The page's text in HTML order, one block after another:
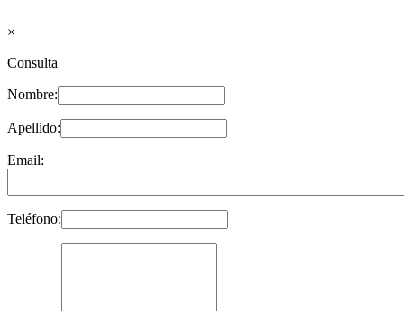
×
Consulta
Nombre:
Apellido:
Email:
Teléfono: